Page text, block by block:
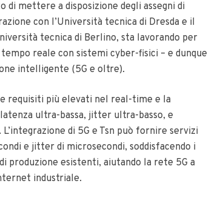
di mettere a disposizione degli assegni di
con l’Università tecnica di Dresda e il
tecnica di Berlino, sta lavorando per
reale con sistemi cyber-fisici – e dunque
intelligente (5G e oltre).
requisiti più elevati nel real-time e la
ultra-bassa, jitter ultra-basso, e
di 5G e Tsn può fornire servizi
e jitter di microsecondi, soddisfacendo i
produzione esistenti, aiutando la rete 5G a
industriale.